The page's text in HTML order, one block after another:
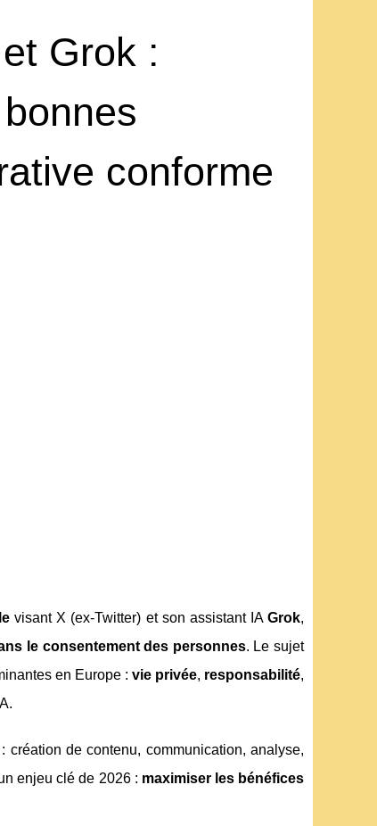
Grok :
conforme
visant X (ex-Twitter) et son assistant IAGrok,
le consentement des personnes. Le sujet
en Europe : vie privée, responsabilité,
création de contenu, communication, analyse,
enjeu clé de 2026 : maximiser les bénéfices